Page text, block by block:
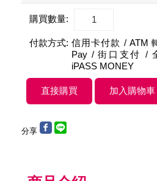
購買數量:
付款方式: 信用卡付款 / ATM
Pay / 街口支付 /
iPASS MONEY
分享